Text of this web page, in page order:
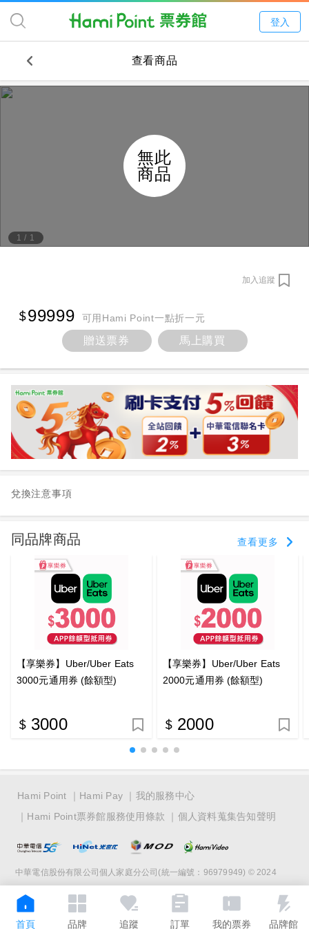
登入
首頁 品牌 追蹤 訂單 我的票券 品牌館
查看商品
1 / 1
無此
商品
加入追蹤
99999 可用Hami Point一點折一元
贈送票券 馬上購買
兌換注意事項
同品牌商品 查看更多
【享樂券】Uber/Uber Eats
3000元通用券 (餘額型)
3000
【享樂券】Uber/Uber Eats
2000元通用券 (餘額型)
2000
Hami Point Hami Pay
我的服務中心
Hami Point票券館服務使用條款
個人資料蒐集告知聲明
中華電信股份有限公司個人家庭分公司(統一編號：96979949) © 2024